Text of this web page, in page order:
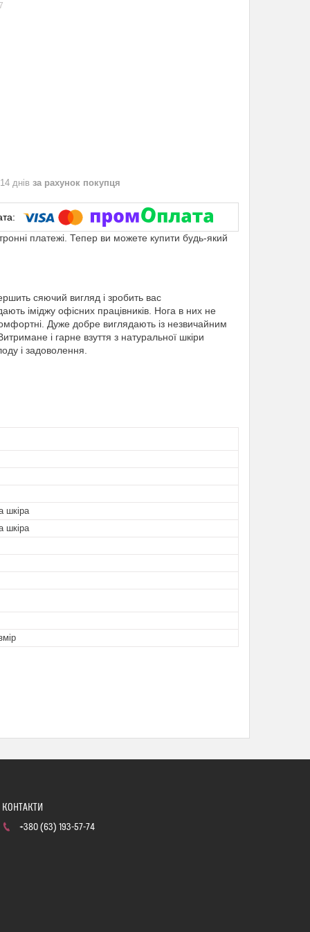
днів за рахунок покупця
платежі. Тепер ви можете купити будь-який
сяючий вигляд і зробить вас
іміджу офісних працівників. Нога в них не
Дуже добре виглядають із незвичайним
і гарне взуття з натуральної шкіри
і задоволення.
шкіра
шкіра
+380 (63) 193-57-74